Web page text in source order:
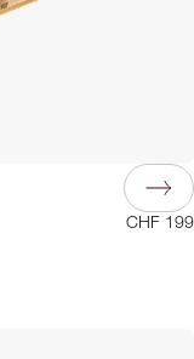
CHF 199